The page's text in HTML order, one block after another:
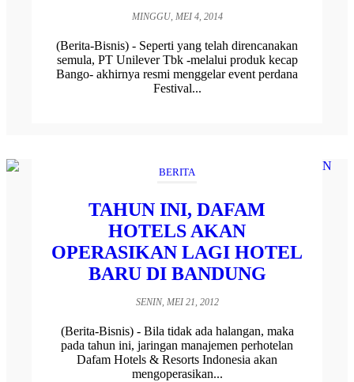
MINGGU, MEI 4, 2014
(Berita-Bisnis) - Seperti yang telah direncanakan
semula, PT Unilever Tbk -melalui produk kecap
Bango- akhirnya resmi menggelar event perdana
Festival...
BERITA
TAHUN INI, DAFAM
HOTELS AKAN
OPERASIKAN LAGI HOTEL
BARU DI BANDUNG
SENIN, MEI 21, 2012
(Berita-Bisnis) - Bila tidak ada halangan, maka
pada tahun ini, jaringan manajemen perhotelan
Dafam Hotels & Resorts Indonesia akan
mengoperasikan...